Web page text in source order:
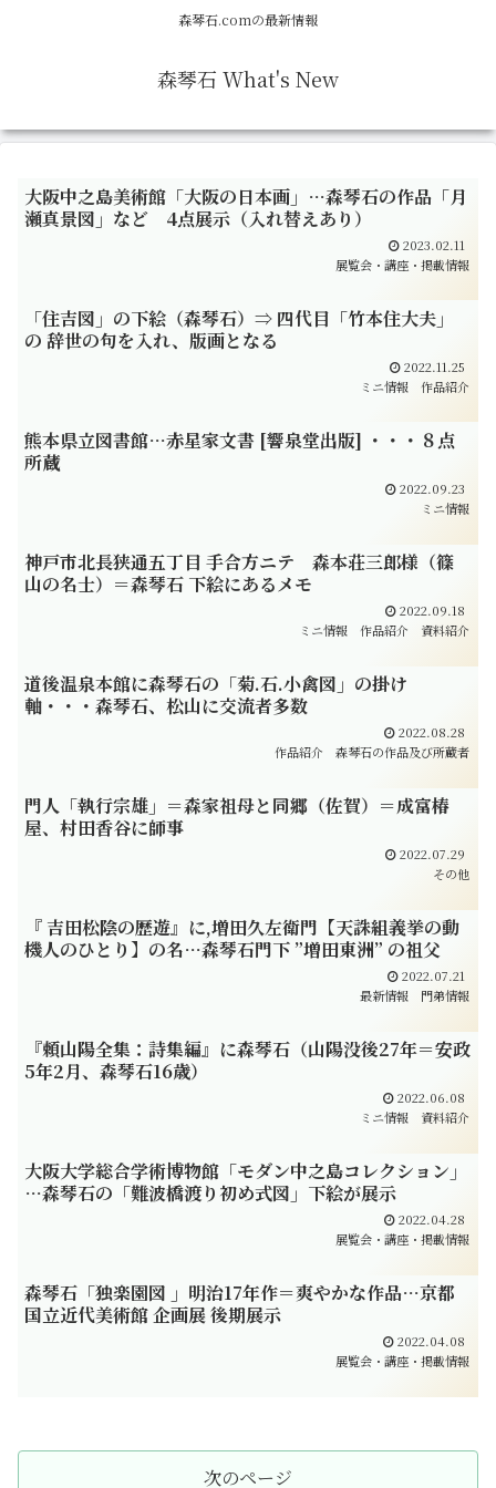
森琴石.comの最新情報
森琴石 What's New
大阪中之島美術館「大阪の日本画」…森琴石の作品「月
瀬真景図」など 4点展示（入れ替えあり）
2023.02.11
展覧会・講座・掲載情報
「住吉図」の下絵（森琴石）⇒ 四代目「竹本住大夫」
の 辞世の句を入れ、版画となる
2022.11.25
ミニ情報
作品紹介
熊本県立図書館…赤星家文書 [響泉堂出版] ・・・８点
所蔵
2022.09.23
ミニ情報
神戸市北長狭通五丁目 手合方ニテ 森本荘三郎様（篠
山の名士）＝森琴石 下絵にあるメモ
2022.09.18
ミニ情報
作品紹介 資料紹介
道後温泉本館に森琴石の「菊.石.小禽図」の掛け
軸・・・森琴石、松山に交流者多数
2022.08.28
作品紹介
森琴石の作品及び所蔵者
門人「執行宗雄」＝森家祖母と同郷（佐賀）＝成富椿
屋、村田香谷に師事
2022.07.29
その他
『 吉田松陰の歴遊』に,増田久左衛門【天誅組義挙の動
機人のひとり】の名…森琴石門下 ”増田東洲” の祖父
2022.07.21
最新情報
門弟情報
『頼山陽全集：詩集編』に森琴石（山陽没後27年＝安政
5年2月、森琴石16歳）
2022.06.08
ミニ情報
資料紹介
大阪大学総合学術博物館「モダン中之島コレクション」
…森琴石の「難波橋渡り初め式図」下絵が展示
2022.04.28
展覧会・講座・掲載情報
森琴石「独楽園図 」明治17年作＝爽やかな作品…京都
国立近代美術館 企画展 後期展示
2022.04.08
展覧会・講座・掲載情報
次のページ